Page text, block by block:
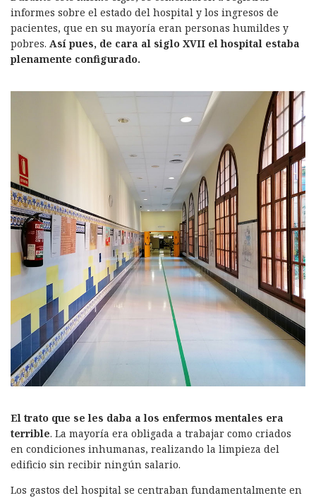
informes sobre el estado del hospital y los ingresos de
pacientes, que en su mayoría eran personas humildes y
pobres. Así pues, de cara al siglo XVII el hospital estaba
plenamente configurado.
El trato que se les daba a los enfermos mentales era
terrible. La mayoría era obligada a trabajar como criados
en condiciones inhumanas, realizando la limpieza del
edificio sin recibir ningún salario.
Los gastos del hospital se centraban fundamentalmente en